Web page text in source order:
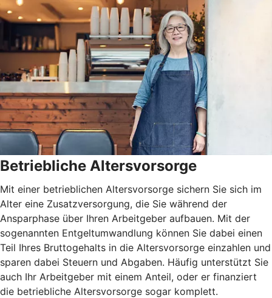
Betriebliche Altersvorsorge
Mit einer betrieblichen Altersvorsorge sichern Sie sich im
Alter eine Zusatzversorgung, die Sie während der
Ansparphase über Ihren Arbeitgeber aufbauen. Mit der
sogenannten Entgeltumwandlung können Sie dabei einen
Teil Ihres Bruttogehalts in die Altersvorsorge einzahlen und
sparen dabei Steuern und Abgaben. Häufig unterstützt Sie
auch Ihr Arbeitgeber mit einem Anteil, oder er finanziert
die betriebliche Altersvorsorge sogar komplett.